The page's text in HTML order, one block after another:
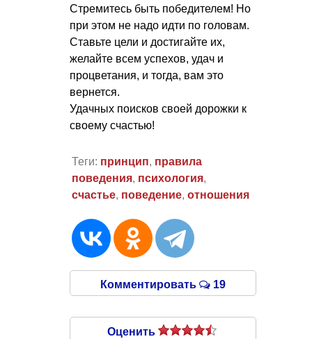
Стремитесь быть победителем! Но
при этом не надо идти по головам.
Ставьте цели и достигайте их,
желайте всем успехов, удач и
процветания, и тогда, вам это
вернется.
Удачных поисков своей дорожки к
своему счастью!
Теги: принцип, правила
поведения, психология,
счастье, поведение, отношения
Комментировать 19
Оценить